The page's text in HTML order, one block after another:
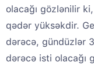
olacağı gözlənilir
qədər yüksəkdir.
dərəcə, gündüzlər
dərəcə isti olacağı